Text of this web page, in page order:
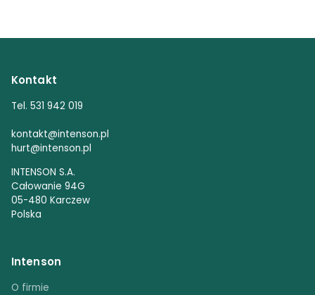
Kontakt
Tel. 531 942 019
kontakt@intenson.pl
hurt@intenson.pl
INTENSON S.A.
Całowanie 94G
05-480 Karczew
Polska
Intenson
O firmie